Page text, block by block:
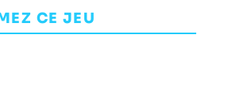
CE JEU
Seishun
Hakusho
AVENTURE